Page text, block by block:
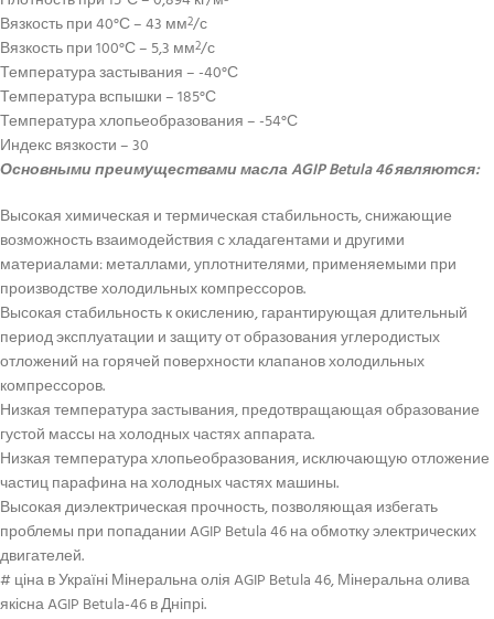
Вязкость при 40°С – 43 мм2/с
Вязкость при 100°С – 5,3 мм2/с
Температура застывания – -40°С
Температура вспышки – 185°С
Температура хлопьеобразования – -54°С
Индекс вязкости – 30
Основными преимуществами маслаAGIP Betula 46являются:
Высокая химическая и термическая стабильность, снижающие
возможность взаимодействия с хладагентами и другими
материалами: металлами, уплотнителями, применяемыми при
производстве холодильных компрессоров.
Высокая стабильность к окислению, гарантирующая длительный
период эксплуатации и защиту от образования углеродистых
отложений на горячей поверхности клапанов холодильных
компрессоров.
Низкая температура застывания, предотвращающая образование
густой массы на холодных частях аппарата.
Низкая температура хлопьеобразования, исключающую отложение
частиц парафина на холодных частях машины.
Высокая диэлектрическая прочность, позволяющая избегать
проблемы при попадании AGIP Betula 46 на обмотку электрических
двигателей.
# ціна в Україні Мінеральна олія AGIP Betula 46, Мінеральна олива
якісна AGIP Betula-46 в Дніпрі.